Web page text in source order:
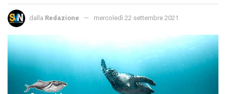
dalla Redazione mercoledì 22 settembre 2021